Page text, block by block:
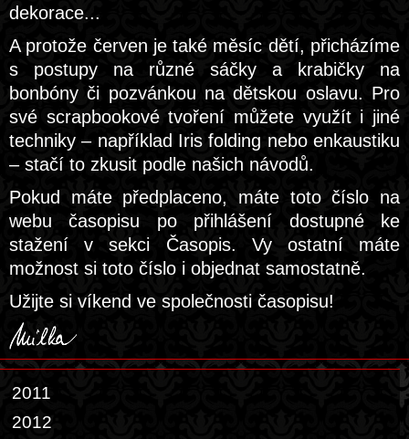
dekorace...
A protože červen je také měsíc dětí, přicházíme
s postupy na různé sáčky a krabičky na
bonbóny či pozvánkou na dětskou oslavu. Pro
své scrapbookové tvoření můžete využít i jiné
techniky – například Iris folding nebo enkaustiku
– stačí to zkusit podle našich návodů.
Pokud máte předplaceno, máte toto číslo na
webu časopisu po přihlášení dostupné ke
stažení v sekci Časopis. Vy ostatní máte
možnost si toto číslo i objednat samostatně.
Užijte si víkend ve společnosti časopisu!
2011
2012